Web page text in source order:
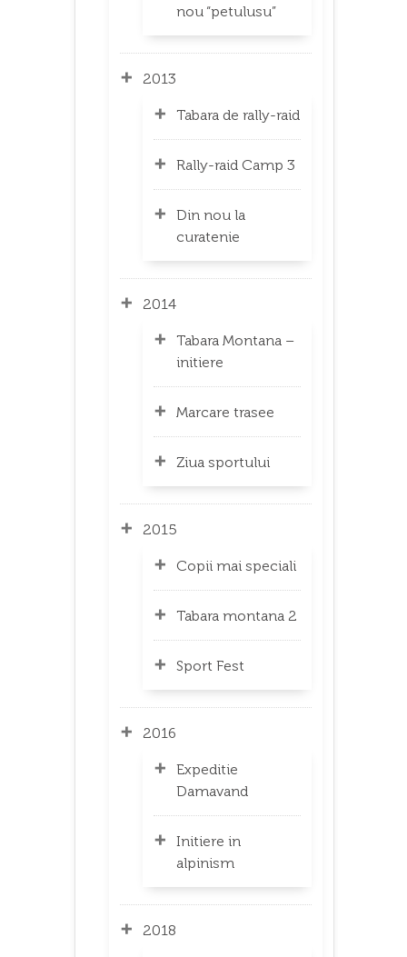
nou “petulusu”
2013
Tabara de rally-raid
Rally-raid Camp 3
Din nou la
curatenie
2014
Tabara Montana –
initiere
Marcare trasee
Ziua sportului
2015
Copii mai speciali
Tabara montana 2
Sport Fest
2016
Expeditie
Damavand
Initiere in
alpinism
2018